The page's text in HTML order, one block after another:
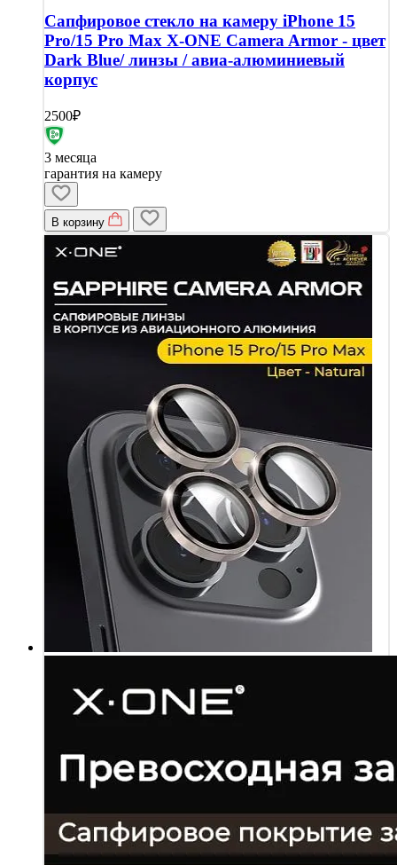
Сапфировое стекло на камеру iPhone 15
Pro/15 Pro Max X-ONE Camera Armor - цвет
Dark Blue/ линзы / авиа-алюминиевый
корпус
2500₽
3 месяца
гарантия на камеру
В корзину